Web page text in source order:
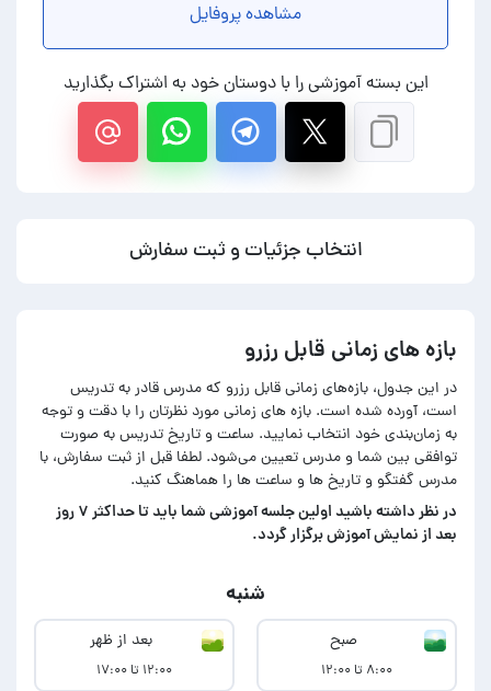
مشاهده پروفایل
این بسته آموزشی را با دوستان خود به اشتراک بگذارید
انتخاب جزئیات و ثبت سفارش
بازه های زمانی قابل رزرو
در این جدول، بازه‌های زمانی قابل رزرو که مدرس قادر به تدریس
است، آورده شده است. بازه های زمانی مورد نظرتان را با دقت و توجه
به زمان‌بندی خود انتخاب نمایید. ساعت و تاریخ تدریس به صورت
توافقی بین شما و مدرس تعیین می‌شود. لطفا قبل از ثبت سفارش، با
مدرس گفتگو و تاریخ ها و ساعت ها را هماهنگ کنید.
در‌ نظر داشته باشید اولین جلسه آموزشی شما باید تا حداکثر ۷ روز
بعد از نمایش آموزش برگزار گردد.
شنبه
صبح
۸:۰۰ تا ۱۲:۰۰
بعد از ظهر
۱۲:۰۰ تا ۱۷:۰۰